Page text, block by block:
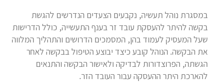
במסגרת נוהל תעשיה, נקבעים הצעדים הנדרשים להגשת
בקשה להיתר להעסקת עובד זר בענף התעשייה, כולל הדרישות
שעל המעסיק לעמוד בהן, המסמכים הדרושים והתהליך המלווה
את הבקשה. הנוהל קובע כיצד יבוצע הטיפול בבקשה לאחר
הגשתה, הפרוצדורות לבדיקה ולאישור הבקשה והתנאים
להארכת היתר ההעסקה עבור העובד הזר.